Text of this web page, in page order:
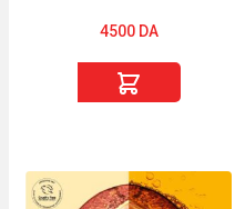
4500 DA
Shampooing
Traitant